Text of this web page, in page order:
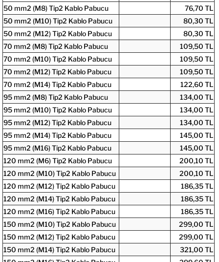
50 mm2 (M8) Tip2 Kablo Pabucu
76,70 TL
50 mm2 (M10) Tip2 Kablo Pabucu
80,30 TL
50 mm2 (M12) Tip2 Kablo Pabucu
80,30 TL
70 mm2 (M8) Tip2 Kablo Pabucu
109,50 TL
70 mm2 (M10) Tip2 Kablo Pabucu
109,50 TL
70 mm2 (M12) Tip2 Kablo Pabucu
109,50 TL
70 mm2 (M14) Tip2 Kablo Pabucu
122,60 TL
95 mm2 (M8) Tip2 Kablo Pabucu
134,00 TL
95 mm2 (M10) Tip2 Kablo Pabucu
134,00 TL
95 mm2 (M12) Tip2 Kablo Pabucu
134,00 TL
95 mm2 (M14) Tip2 Kablo Pabucu
145,00 TL
95 mm2 (M16) Tip2 Kablo Pabucu
145,00 TL
120 mm2 (M6) Tip2 Kablo Pabucu
200,10 TL
120 mm2 (M10) Tip2 Kablo Pabucu
200,10 TL
120 mm2 (M12) Tip2 Kablo Pabucu
186,35 TL
120 mm2 (M14) Tip2 Kablo Pabucu
186,35 TL
120 mm2 (M16) Tip2 Kablo Pabucu
186,35 TL
150 mm2 (M10) Tip2 Kablo Pabucu
299,00 TL
150 mm2 (M12) Tip2 Kablo Pabucu
299,00 TL
150 mm2 (M14) Tip2 Kablo Pabucu
321,00 TL